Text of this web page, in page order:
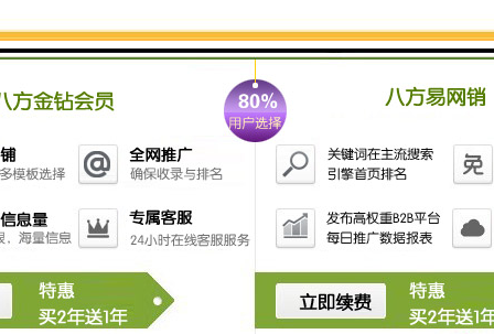
1. **沉淀池**：通过重力作用使污水中的固体颗粒沉
2. **生物处理池**：利用微生物对污水中的有机物进行
分解，常见的有活性污泥法、厌氧消化等。
3. **滤池**：通过砂滤、炭滤等方式进一步去除水中的
悬浮物和污染物。
4. **化学处理设备**：通过投加药剂如絮凝剂、氧化剂
等，去除水中溶解的污染物。
5. **膜过滤设备**：如超滤、纳滤和反渗透等，用于进